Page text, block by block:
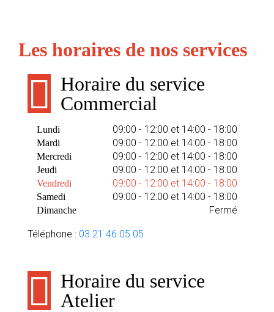
Les horaires de nos services
Horaire du service
Commercial
Lundi 09:00 - 12:00 et 14:00 - 18:00
Mardi 09:00 - 12:00 et 14:00 - 18:00
Mercredi 09:00 - 12:00 et 14:00 - 18:00
Jeudi 09:00 - 12:00 et 14:00 - 18:00
Vendredi 09:00 - 12:00 et 14:00 - 18:00
Samedi 09:00 - 12:00 et 14:00 - 18:00
Dimanche Fermé
Téléphone : 03 21 46 05 05
Horaire du service
Atelier